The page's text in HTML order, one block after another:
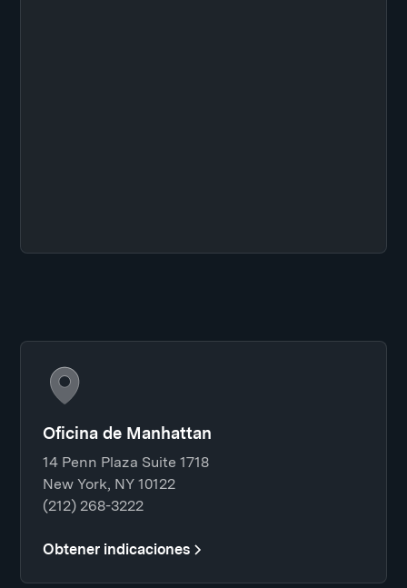
Oficina de Manhattan
14 Penn Plaza Suite 1718
New York, NY 10122
(212) 268-3222
Obtener indicaciones